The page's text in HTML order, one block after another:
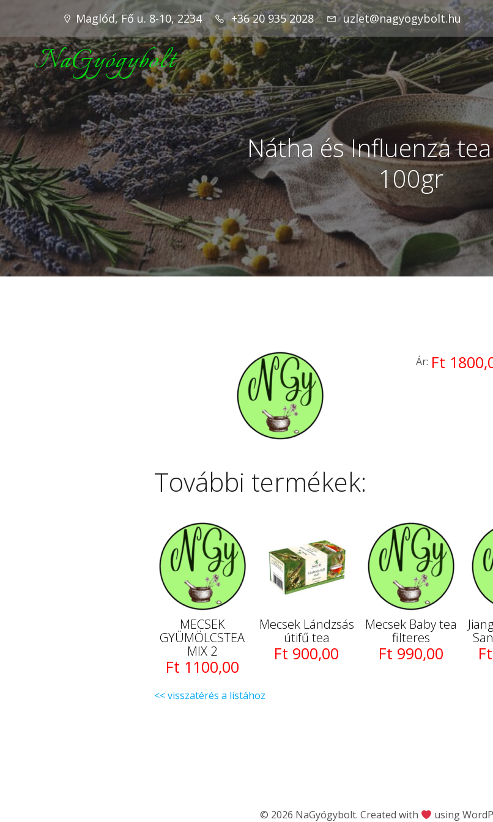
Maglód, Fő u. 8-10, 2234 +36 20 935 2028 uzlet@nagyogybolt.hu
NaGyógybolt
Nátha és Influenza
100gr
Ár: Ft
További termékek:
MECSEK
GYÜMÖLCSTEA
MIX 2
Ft 1100,00
Mecsek Lándzsás
útifű tea
Ft 900,00
Mecsek Baby tea
filteres
Ft 990,00
<< visszatérés a listához
© 2026 NaGyógybolt. Created with using